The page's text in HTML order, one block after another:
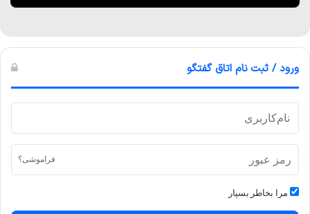
ورود / ثبت نام اتاق گفتگو
فراموشی؟
مرا بخاطر بسپار